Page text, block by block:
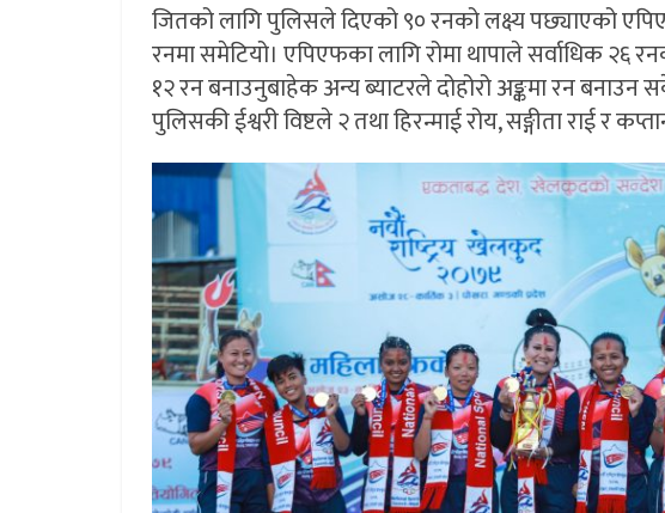
जितको लागि पुलिसले दिएको ९० रनको लक्ष्य पछ्याएको
रनमा समेटियो। एपिएफका लागि रोमा थापाले सर्वाधिक २६
१२ रन बनाउनुबाहेक अन्य ब्याटरले दोहोरो अङ्कमा रन
पुलिसकी ईश्वरी विष्टले २ तथा हिरन्माई रोय, सङ्गीता राई र